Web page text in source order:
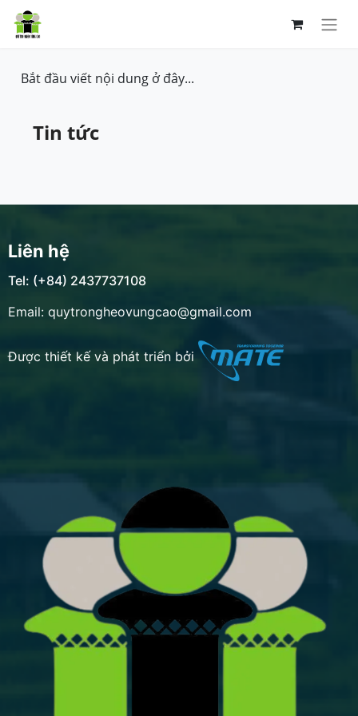
Bắt đầu viết nội dung ở đây...
Tin tức
Liên hệ
Tel: (+84) 2437737108
Email: quytrongheovungcao@gmail.com
Được thiết kế và phát triển bởi